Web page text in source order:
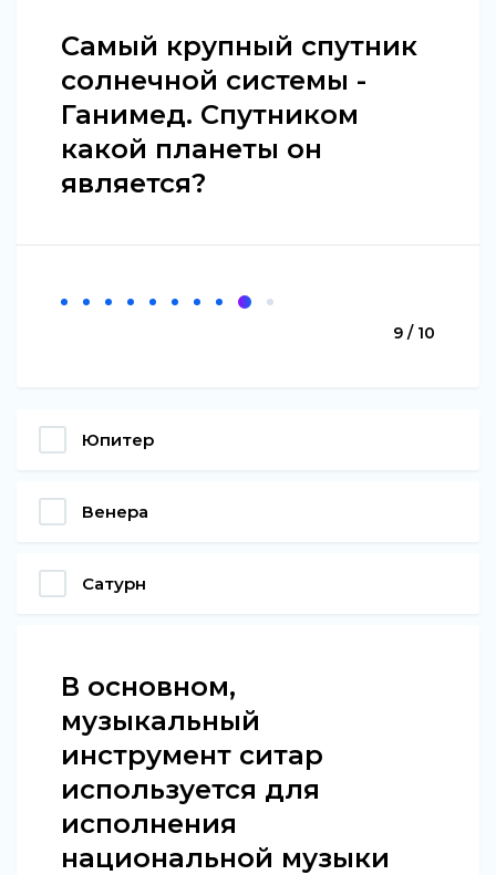
Самый крупный спутник
солнечной системы -
Ганимед. Спутником
какой планеты он
является?
9 / 10
Юпитер
Венера
Сатурн
В основном,
музыкальный
инструмент ситар
используется для
исполнения
национальной музыки